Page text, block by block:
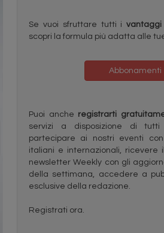
Se vuoi sfruttare tutti ivantaggi
scopri la formula più adatta alle
Abbonamenti
Puoi anche registrarti
servizi a disposizione di
partecipare ai nostri eventi
italiani e internazionali, ricevere
newsletter Weekly con gli
della settimana, accedere a
esclusive della redazione.
Registrati ora.